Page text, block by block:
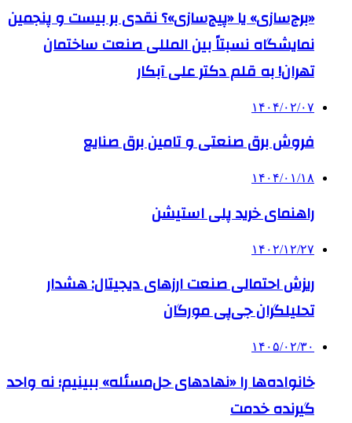
«برج‌سازی» یا «پیج‌سازی»؟ نقدی بر بیست و پنجمین
نمایشگاه نسبتاً بین المللی صنعت ساختمان
تهران! به قلم دکتر علی آبکار
۱۴۰۴/۰۲/۰۷
فروش برق صنعتی و تامین برق صنایع
۱۴۰۴/۰۱/۱۸
راهنمای خرید پلی استیشن
۱۴۰۲/۱۲/۲۷
ریزش احتمالی صنعت ارزهای دیجیتال: هشدار
تحلیلگران جی‌پی مورگان
۱۴۰۵/۰۲/۳۰
خانواده‌ها را «نهادهای حل‌مسئله» ببینیم؛ نه واحد
گیرنده خدمت